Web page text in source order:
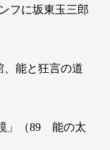
フに坂東玉三郎
、能と狂言の道
」（89 能の太